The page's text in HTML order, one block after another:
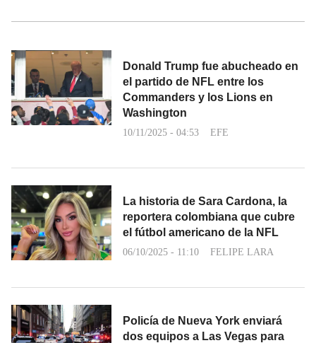
Donald Trump fue abucheado en
el partido de NFL entre los
Commanders y los Lions en
Washington
10/11/2025 - 04:53 EFE
La historia de Sara Cardona, la
reportera colombiana que cubre
el fútbol americano de la NFL
06/10/2025 - 11:10 FELIPE LARA
Policía de Nueva York enviará
dos equipos a Las Vegas para